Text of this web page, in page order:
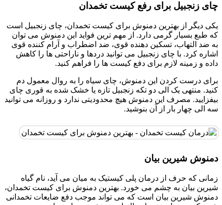
چای زنجبیل برای رفع کیست تخمدان
یکی دیگر از بهترین دمنوش برای کیست تخمدان، چای زنجبیل است
که طبع بسیار گرمی دارد. از مهم ترین فواید این دمنوش می توان
به ضد التهاب، تسکین دهنده قوی، ضد اضطراب و آرام کننده قوی
اشاره کرد. با چای زنجبیل می توانید دردها و ناراحتی ها را کاهش
داده و زمینه لازم برای دفع کیست ها را فراهم کنید.
برای درست کردن این دمنوش، چای سیاه را به روال معمول دم
کنید. منتهی یک الی دو تکه زنجبیل تازه یا خشک شده به قوری چای
بیفزایید. مصرف این دمنوش هیچ محدودیتی ندارد و روزانه می توانید
سه الی چهار بار از آن بنوشید.
دمنوش شیرین بیان
زمانی که حرف از درمان پلی کیستیک به میان می آید، نام گیاه
شیرین بیان به چشم می خورد. بهترین دمنوش برای کیست تخمدان،
دمنوش شیرین بیان است که می تواند موجب دفع ضایعات تخمدانی